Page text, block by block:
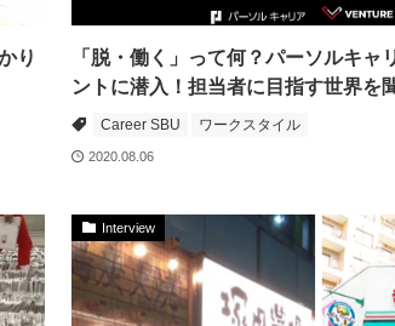
り
「脱・働く」って何？パーソルキャ
ントに潜入！担当者に目指す世界を
Career SBU ワークスタイル
2020.08.06
Interview